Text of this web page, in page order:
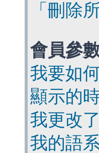
「刪除
會員參
我要如
顯示的
我更改
我的語